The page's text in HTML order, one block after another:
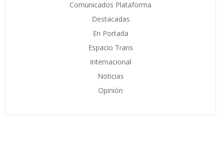
Comunicados Plataforma
Destacadas
En Portada
Espacio Trans
Internacional
Noticias
Opinión